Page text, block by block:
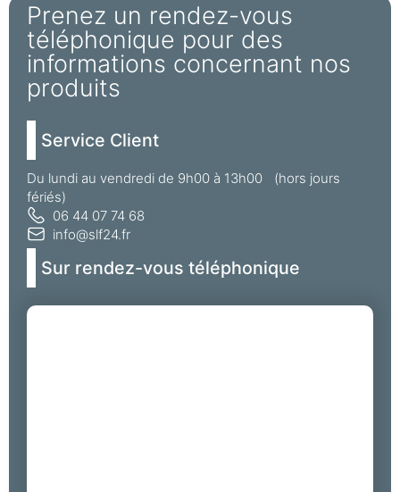
Prenez un rendez-vous
téléphonique pour des
informations concernant nos
produits
Service Client
Du lundi au vendredi de 9h00 à 13h00 (hors jours
fériés)
06 44 07 74 68
info@slf24.fr
Sur rendez-vous téléphonique